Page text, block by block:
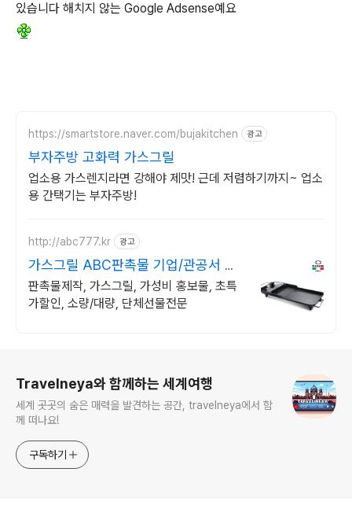
있습니다 해치지 않는 Google Adsense예요
https://smartstore.naver.com/bujakitchen 광고
부자주방 고화력 가스그릴
업소용 가스렌지라면 강해야 제맛! 근데 저렴하기까지~ 업소
용 간택기는 부자주방!
http://abc777.kr 광고
가스그릴 ABC판촉물 기업/관공서 후
결제
판촉물제작, 가스그릴, 가성비 홍보물, 초특
가할인, 소량/대량, 단체선물전문
Travelneya와 함께하는 세계여행
세계 곳곳의 숨은 매력을 발견하는 공간, travelneya에서 함
께 떠나요!
구독하기